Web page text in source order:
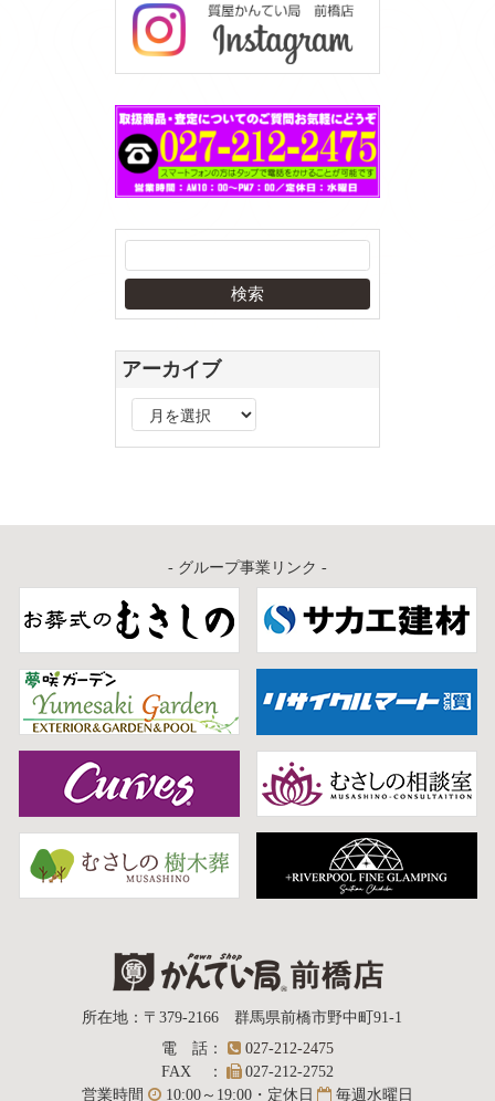
アーカイブ
ー
- グループ事業リンク -
質屋かんてい局
前橋店
所在地 ： 〒379-2166群馬県前橋市野中町91-1
電話 ：
027-212-2475
FAX
：
027-212-2752
営業時間
10:00～19:00・定休日 毎週水曜日